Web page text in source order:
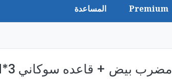
Premium المساعدة
مضرب بيض + قاعده سوكاني 3*1 800 وات SK-02001